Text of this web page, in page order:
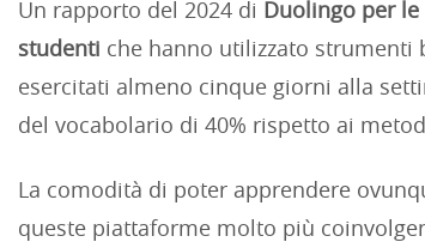
Un rapporto del 2024 di Duolingo per le
studenti che hanno utilizzato
esercitati almeno cinque giorni alla
del vocabolario di 40% rispetto ai
La comodità di poter apprendere
queste piattaforme molto più